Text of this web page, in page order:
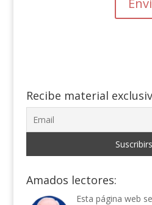
Recibe material
Amados lectores:
Esta página web